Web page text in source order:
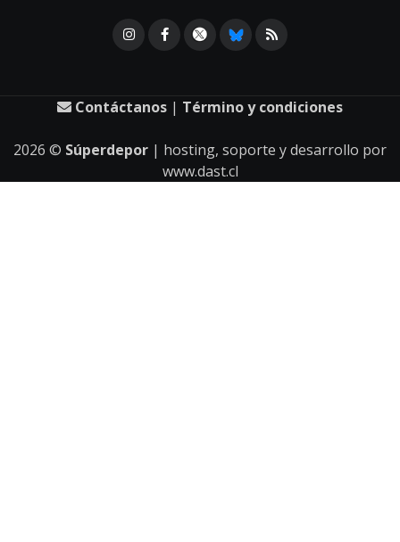
Contáctanos | Término y condiciones
2026 © Súperdepor | hosting, soporte y desarrollo por
www.dast.cl